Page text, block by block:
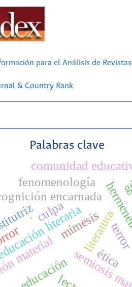
Palabras clave
encarnada
material
mímesis
semiosis
.
comunidad
literaria
fenomenología
educación
literatura
ética
culpa